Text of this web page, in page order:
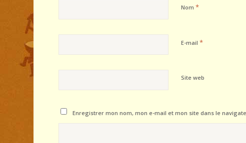
Nom*
E-mail*
Site web
Enregistrer mon nom, mon e-mail et mon site dans le